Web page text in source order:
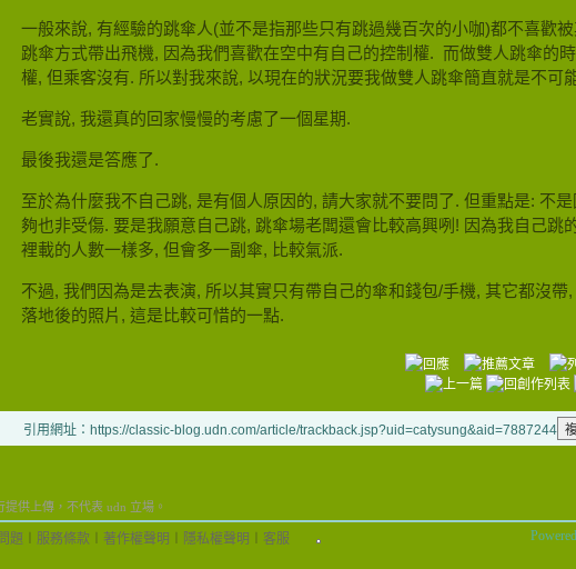
一般來說, 有經驗的跳傘人(並不是指那些只有跳過幾百次的小咖)都不喜歡
跳傘方式帶出飛機, 因為我們喜歡在空中有自己的控制權. 而做雙人跳傘的
權, 但乘客沒有. 所以對我來說, 以現在的狀況要我做雙人跳傘簡直就是不可
老實說, 我還真的回家慢慢的考慮了一個星期.
最後我還是答應了.
至於為什麼我不自己跳, 是有個人原因的, 請大家就不要問了. 但重點是: 不
夠也非受傷. 要是我願意自己跳, 跳傘場老闆還會比較高興咧! 因為我自己跳
裡載的人數一樣多, 但會多一副傘, 比較氣派.
不過, 我們因為是去表演, 所以其實只有帶自己的傘和錢包/手機, 其它都沒帶
落地後的照片, 這是比較可惜的一點.
引用網址：https://classic-blog.udn.com/article/trackback.jsp?uid=catysung&aid=7887244
供上傳，不代表 udn 立場。
題 服務條款 著作權聲明 隱私權聲明 客服